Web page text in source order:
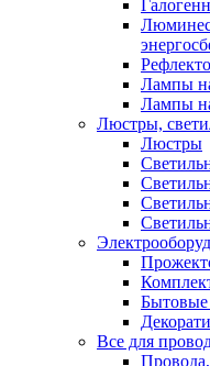
Лампы
Лампы
Люстры,
Люстры
Бытовые
Все для